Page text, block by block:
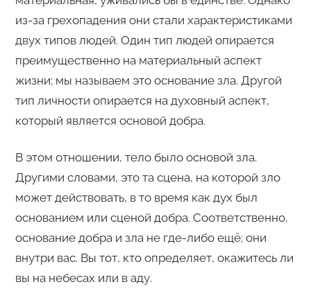
из-за грехопадения они стали характеристиками
двух типов людей. Один тип людей опирается
преимущественно на материальный аспект
жизни; мы называем это основание зла. Другой
тип личности опирается на духовный аспект,
который является основой добра.
В этом отношении, тело было основой зла.
Другими словами, это та сцена, на которой зло
может действовать, в то время как дух был
основанием или сценой добра. Соответственно,
основание добра и зла не где-либо ещё; они
внутри вас. Вы тот, кто определяет, окажитесь ли
вы на небесах или в аду.